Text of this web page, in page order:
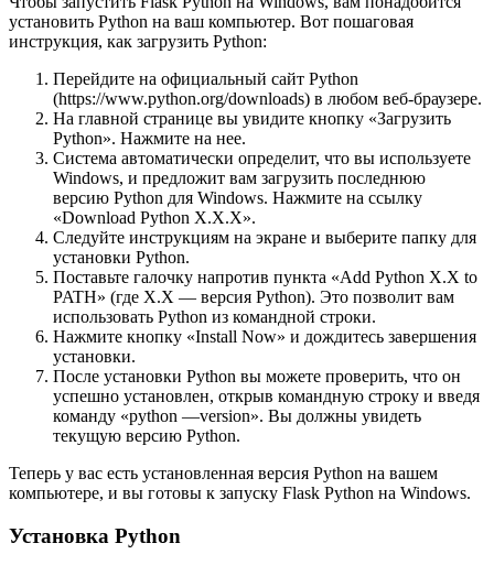
установить Python на ваш компьютер. Вот пошаговая
инструкция, как загрузить Python:
Перейдите на официальный сайт Python
(https://www.python.org/downloads) в любом веб-браузере.
На главной странице вы увидите кнопку «Загрузить
Python». Нажмите на нее.
Система автоматически определит, что вы используете
Windows, и предложит вам загрузить последнюю
версию Python для Windows. Нажмите на ссылку
«Download Python X.X.X».
Следуйте инструкциям на экране и выберите папку для
установки Python.
Поставьте галочку напротив пункта «Add Python X.X to
PATH» (где X.X — версия Python). Это позволит вам
использовать Python из командной строки.
Нажмите кнопку «Install Now» и дождитесь завершения
установки.
После установки Python вы можете проверить, что он
успешно установлен, открыв командную строку и введя
команду «python —version». Вы должны увидеть
текущую версию Python.
Теперь у вас есть установленная версия Python на вашем
компьютере, и вы готовы к запуску Flask Python на Windows.
Установка Python